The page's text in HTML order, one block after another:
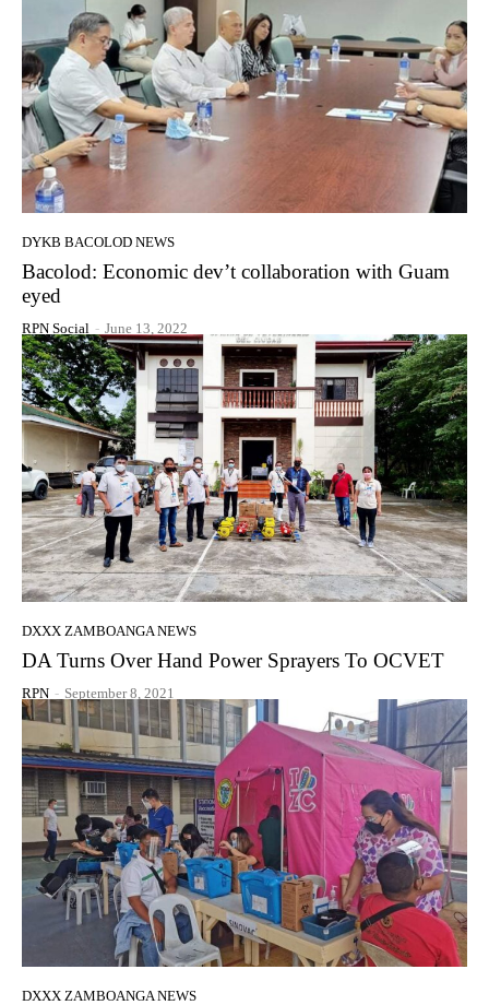
DYKB BACOLOD NEWS
Bacolod: Economic dev’t collaboration with Guam
eyed
RPN Social - June 13, 2022
DXXX ZAMBOANGA NEWS
DA Turns Over Hand Power Sprayers To OCVET
RPN - September 8, 2021
DXXX ZAMBOANGA NEWS